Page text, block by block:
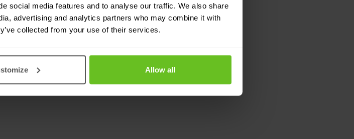
social media features and to analyse our traffic. We also share
advertising and analytics partners who may combine it with
collected from your use of their services.
Allow all
ostrożnie z regułami typu Access Protection
przypadkach ustawienia mogą wpłynąć na
każdej zmiany w niniejszych regułach w